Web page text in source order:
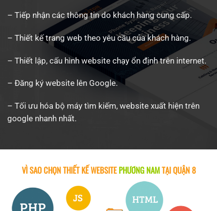
– Tiếp nhận các thông tin do khách hàng cung cấp.
– Thiết kế trang web theo yêu cầu của khách hàng.
– Thiết lập, cấu hình website chạy ổn định trên internet.
– Đăng ký website lên Google.
– Tối ưu hóa bộ máy tìm kiếm, website xuất hiện trên
google nhanh nhất.
VÌ SAO CHỌN THIẾT KẾ WEBSITE PHƯƠNG NAMTẠI QUẬN 8